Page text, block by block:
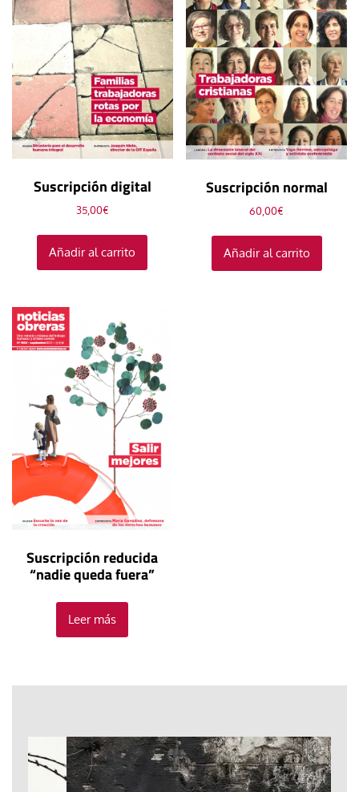
Suscripción digital
35,00€
Añadir al carrito
Suscripción normal
60,00€
Añadir al carrito
Suscripción reducida
“nadie queda fuera”
Leer más